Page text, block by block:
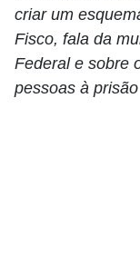
criar um
Fisco, fala da
Federal e sobre
pessoas à prisão